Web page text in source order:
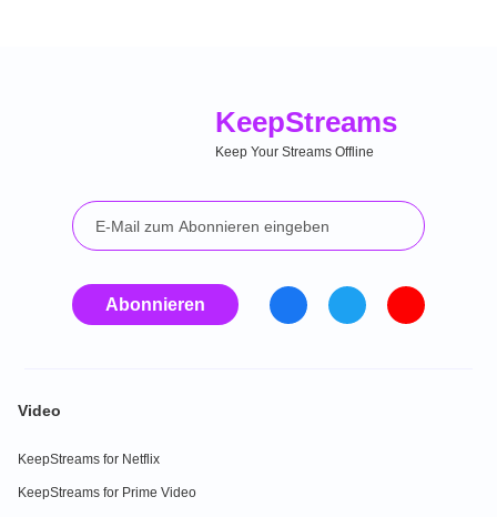
KeepStreams
Keep Your Streams Offline
Abonnieren
Video
KeepStreams for Netflix
KeepStreams for Prime Video